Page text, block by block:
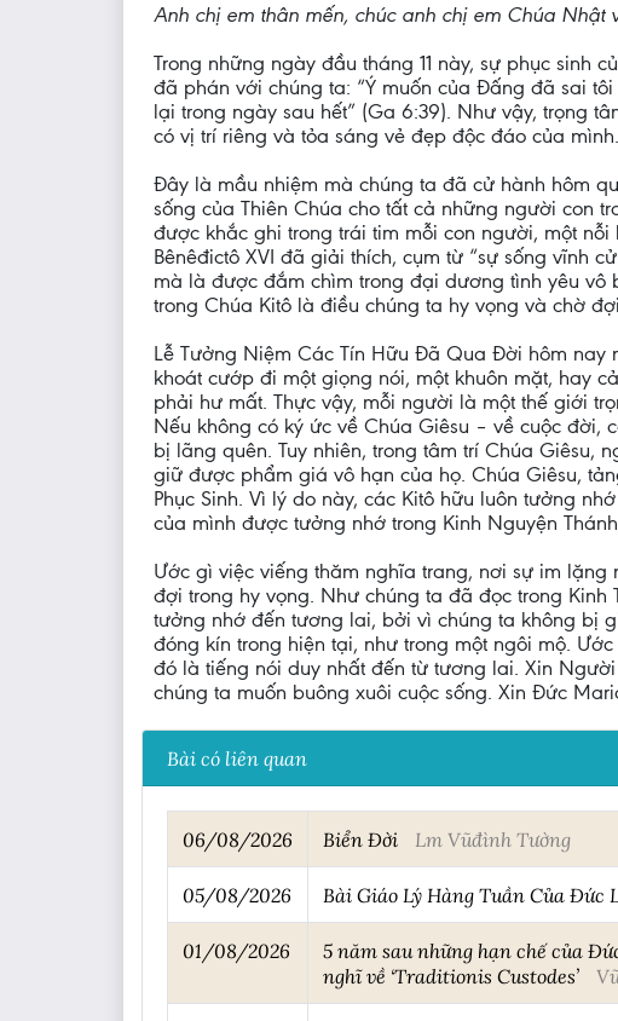
Anh chị em thân mến, chúc anh chị em Chúa Nhật
Trong những ngày đầu tháng 11 này, sự phục sinh
đã phán với chúng ta: “Ý muốn của Đấng đã sai
lại trong ngày sau hết” (Ga 6:39). Như vậy, trọng
có vị trí riêng và tỏa sáng vẻ đẹp độc đáo của mình.
Đây là mầu nhiệm mà chúng ta đã cử hành hôm
sống của Thiên Chúa cho tất cả những người con
được khắc ghi trong trái tim mỗi con người, một
Bênêđictô XVI đã giải thích, cụm từ “sự sống vĩnh
mà là được đắm chìm trong đại dương tình yêu vô
trong Chúa Kitô là điều chúng ta hy vọng và chờ
Lễ Tưởng Niệm Các Tín Hữu Đã Qua Đời hôm
khoát cướp đi một giọng nói, một khuôn mặt, hay
phải hư mất. Thực vậy, mỗi người là một thế giới
Nếu không có ký ức về Chúa Giêsu – về cuộc
bị lãng quên. Tuy nhiên, trong tâm trí Chúa
giữ được phẩm giá vô hạn của họ. Chúa Giêsu,
Phục Sinh. Vì lý do này, các Kitô hữu luôn tưởng
của mình được tưởng nhớ trong Kinh Nguyện
Ước gì việc viếng thăm nghĩa trang, nơi sự im
đợi trong hy vọng. Như chúng ta đã đọc trong Kinh
tưởng nhớ đến tương lai, bởi vì chúng ta không bị
đóng kín trong hiện tại, như trong một ngôi mộ.
đó là tiếng nói duy nhất đến từ tương lai. Xin
chúng ta muốn buông xuôi cuộc sống. Xin Đức
Bài có liên quan
06/08/2026 Biển Đời Lm Vũđình Tường
05/08/2026 Bài Giáo Lý Hàng Tuần Của Đức
01/08/2026
5 năm sau những hạn chế của
nghĩ về ‘Traditionis Custodes’